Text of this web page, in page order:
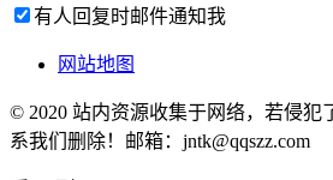
有人回复时邮件通知我
网站地图
© 2020 站内资源收集于网络，若侵犯
系我们删除！邮箱：jntk@qqszz.com